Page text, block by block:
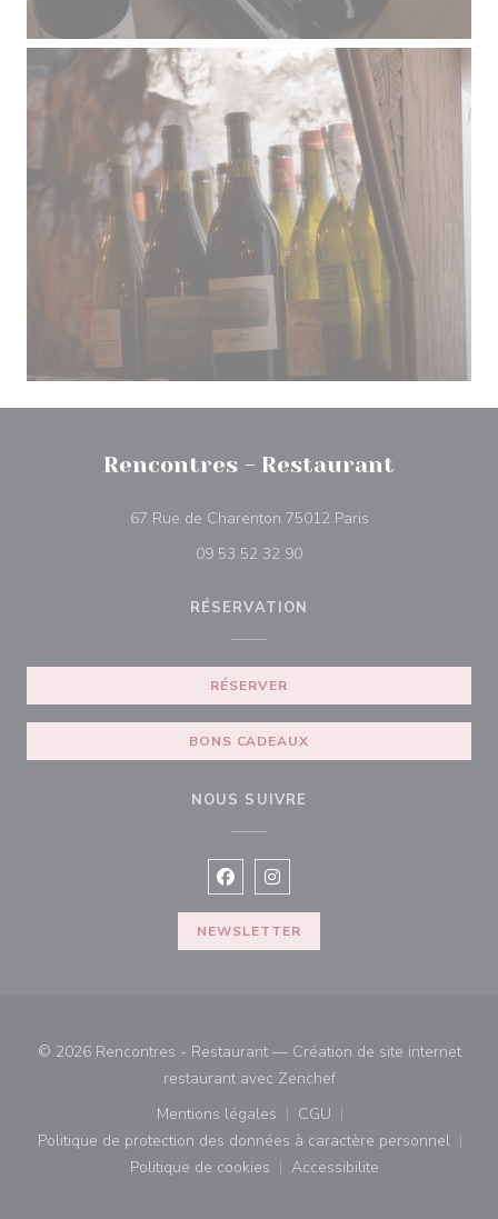
Rencontres - Restaurant
67 Rue de Charenton 75012 Paris((ouvre une
09 53 52 32 90
RÉSERVATION
RÉSERVER
BONS CADEAUX
NOUS SUIVRE
Facebook ((ouvre une nouvelle
Instagram ((ouvre une
NEWSLETTER
© 2026 Rencontres - Restaurant — Création de site internet
restaurant avec Zenchef((ouvre une nouvelle
Mentions légales
((ouvre une nouvelle fenêtre))
CGU
((ouvre une nouvelle
Politique de protection des données à caractère personnel
((ouvre une nouvelle fenêtre))
Politique de cookies
((ouvre une nouvelle fenêtre))
Accessibilite
((ouvre une nouvelle